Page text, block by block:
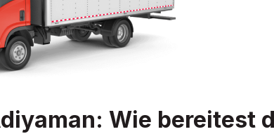
Wie bereitest